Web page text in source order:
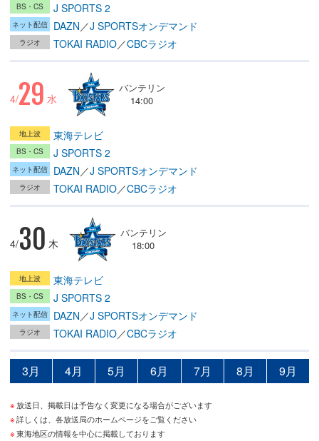
J SPORTS 2
DAZN／J SPORTSオンデマンド
TOKAI RADIO／CBCラジオ
4/29 水
バンテリン
14:00
東海テレビ
J SPORTS 2
DAZN／J SPORTSオンデマンド
TOKAI RADIO／CBCラジオ
4/30 木
バンテリン
18:00
東海テレビ
J SPORTS 2
DAZN／J SPORTSオンデマンド
TOKAI RADIO／CBCラジオ
3月 4月 5月 6月 7月 8月 9月
放送日、掲載日は予告なく変更になる場合がございます
詳しくは、各放送局のホームページをご覧ください
東海地区の情報を中心に掲載しております